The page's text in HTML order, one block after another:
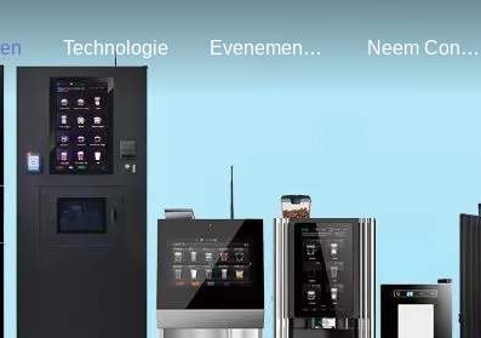
Technologie Evenementen Neem Contact Met Ons Op